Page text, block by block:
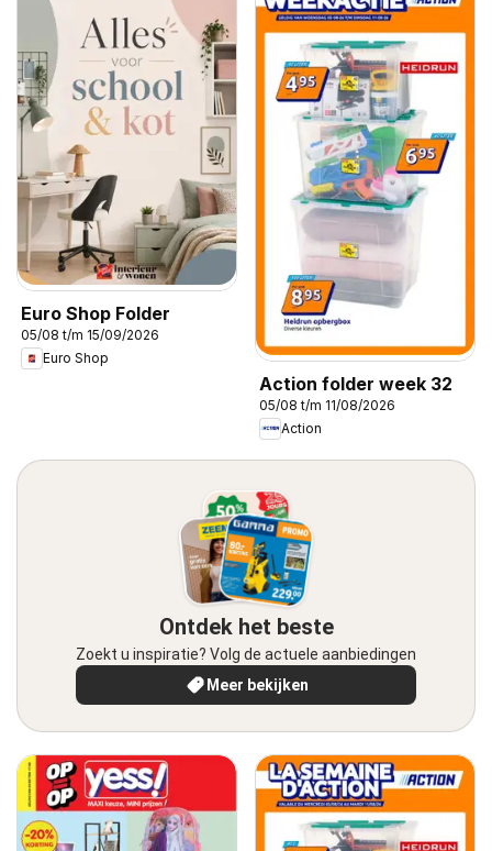
Euro Shop Folder
05/08 t/m 15/09/2026
Euro Shop
Action folder week 32
05/08 t/m 11/08/2026
Action
Ontdek het beste
Zoekt u inspiratie? Volg de actuele aanbiedingen
Meer bekijken